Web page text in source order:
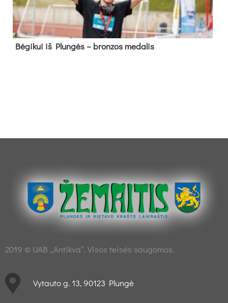
Bė­gi­kui iš Plun­gės – bron­zos me­da­lis
2019 © UAB „Antikva“. Visos teisės saugomos.
Vytauto g. 13, 90123 Plungė